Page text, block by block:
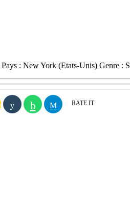
: New York (Etats-Unis) Genre :
RATE IT